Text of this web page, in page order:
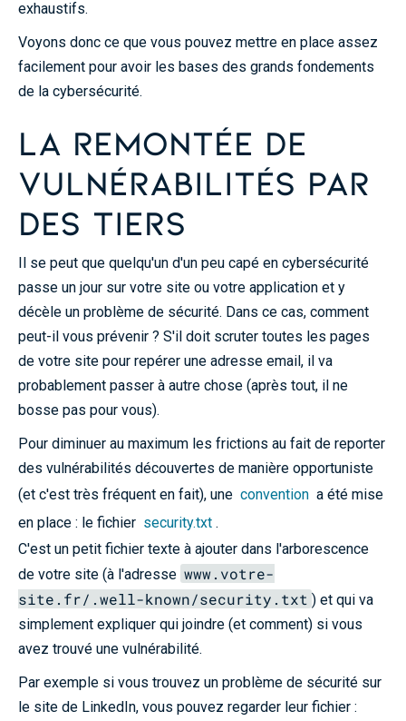
exhaustifs.
Voyons donc ce que vous pouvez mettre en place assez
facilement pour avoir les bases des grands fondements
de la cybersécurité.
La remontée de
vulnérabilités par
des tiers
Il se peut que quelqu'un d'un peu capé en cybersécurité
passe un jour sur votre site ou votre application et y
décèle un problème de sécurité. Dans ce cas, comment
peut-il vous prévenir ? S'il doit scruter toutes les pages
de votre site pour repérer une adresse email, il va
probablement passer à autre chose (après tout, il ne
bosse pas pour vous).
Pour diminuer au maximum les frictions au fait de reporter
des vulnérabilités découvertes de manière opportuniste
(et c'est très fréquent en fait), une convention a été mise
en place : le fichier security.txt .
C'est un petit fichier texte à ajouter dans l'arborescence
de votre site (à l'adresse www.votre-
site.fr/.well-known/security.txt ) et qui va
simplement expliquer qui joindre (et comment) si vous
avez trouvé une vulnérabilité.
Par exemple si vous trouvez un problème de sécurité sur
le site de LinkedIn, vous pouvez regarder leur fichier :